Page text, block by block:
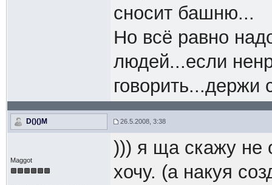
сносит башню...
Но всё равно
людей...если
говорить...держи
D()()M 26.5.2008, 3:38
Maggot
))) я ща скажу не
хочу. (а накуя